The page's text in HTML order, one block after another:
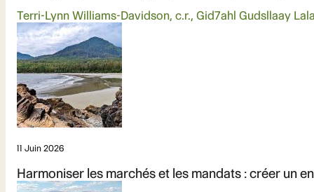
Terri-Lynn Williams-Davidson, c.r., Gid7ahl Gudsllaay
11 Juin 2026
Harmoniser les marchés et les mandats : créer un